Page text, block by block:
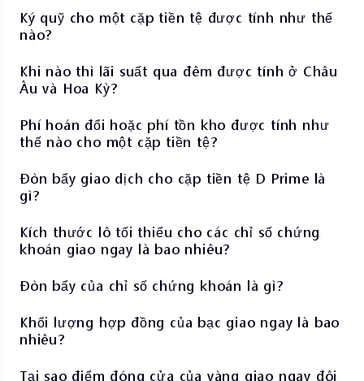
Ký quỹ cho một cặp tiền tệ được tính như thế
nào?
Khi nào thì lãi suất qua đêm được tính ở Châu
Âu và Hoa Kỳ?
Phí hoán đổi hoặc phí tồn kho được tính như
thế nào cho một cặp tiền tệ?
Đòn bẩy giao dịch cho cặp tiền tệ D Prime là
gì?
Kích thước lô tối thiểu cho các chỉ số chứng
khoán giao ngay là bao nhiêu?
Đòn bẩy của chỉ số chứng khoán là gì?
Khối lượng hợp đồng của bạc giao ngay là bao
nhiêu?
Tại sao điểm đóng cửa của vàng giao ngay đôi